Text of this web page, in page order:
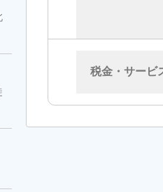
税金・サービ